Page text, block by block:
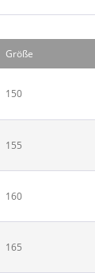
Größe
150
155
160
165